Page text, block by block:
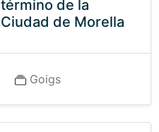
término de la
Ciudad de Morella
Goigs